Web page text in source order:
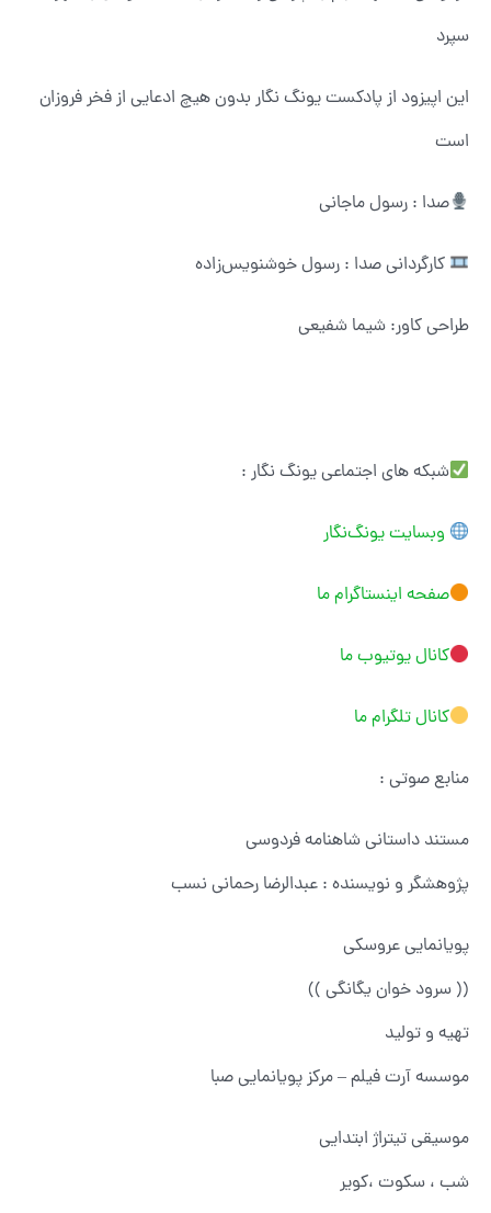
سپرد
این اپیزود از پادکست یونگ نگار بدون هیچ ادعایی از فخر فروزان
است
صدا : رسول ماجانی
کارگردانی صدا : رسول خوشنویس‌زاده
طراحی کاور: شیما شفیعی
شبکه های اجتماعی یونگ نگار :
وبسایت یونگ‌نگار
صفحه اینستاگرام ما
کانال یوتیوب ما
کانال تلگرام ما
منابع صوتی :
مستند داستانى شاهنامه فردوسى
پژوهشگر و نویسنده : عبدالرضا رحمانى نسب
پویانمایى عروسکى
(( سرود خوان یگانگى ))
تهیه و تولید
موسسه آرت فیلم – مرکز پویانمایی صبا
موسیقی تیتراژ ابتدایی
شب ، سکوت ،کویر